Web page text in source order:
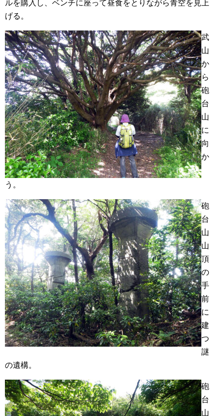
ルを購入し、ベンチに座って昼食をとりながら青空を見上
げる。
武
山
か
ら
砲
台
山
に
向
か
う。
砲
台
山
山
頂
の
手
前
に
建
つ
謎
の遺構。
砲
台
山